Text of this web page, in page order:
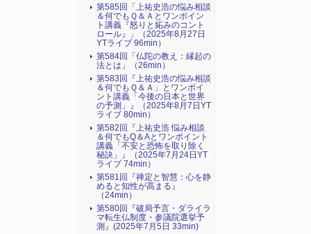
第585回「上祐史浩の悩み相談
＆何でもＱ＆Ａとワンポイン
ト講義『怒りと妬みのコント
ロール』​」（2025年8月27日
YTライブ 96min）
第584回「仏陀の教え：縁起の
法とは」（26min）
第583回『上祐史浩の悩み相談
＆何でもＱ＆Ａ」とワンポイ
ント講義「今後の日本と世界
の予測」』（2025年8月7日YT
ライブ 80min）
第582回『上祐史浩 悩み相談
＆何でもQ＆Aとワンポイント
講義「不安と恐怖を取り除く
秘訣」』（2025年7月24日YT
ライブ 74min）
第581回『禅定と智慧：心を静
めると知性が高まる』
（24min）
第580回『破局予言・ダライラ
マ転生仏制度・参議院選挙予
測』(2025年7月5日 33min)